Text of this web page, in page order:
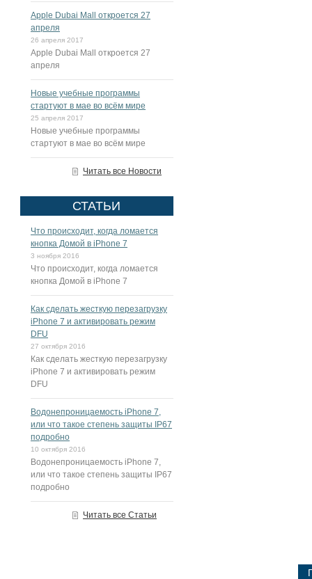
Apple Dubai Mall откроется 27
апреля
26 апреля 2017
Apple Dubai Mall откроется 27
апреля
Новые учебные программы
стартуют в мае во всём мире
25 апреля 2017
Новые учебные программы
стартуют в мае во всём мире
Читать все Новости
СТАТЬИ
Что происходит, когда ломается
кнопка Домой в iPhone 7
3 ноября 2016
Что происходит, когда ломается
кнопка Домой в iPhone 7
Как сделать жесткую перезагрузку
iPhone 7 и активировать режим
DFU
27 октября 2016
Как сделать жесткую перезагрузку
iPhone 7 и активировать режим
DFU
Водонепроницаемость iPhone 7,
или что такое степень защиты IP67
подробно
10 октября 2016
Водонепроницаемость iPhone 7,
или что такое степень защиты IP67
подробно
Читать все Статьи